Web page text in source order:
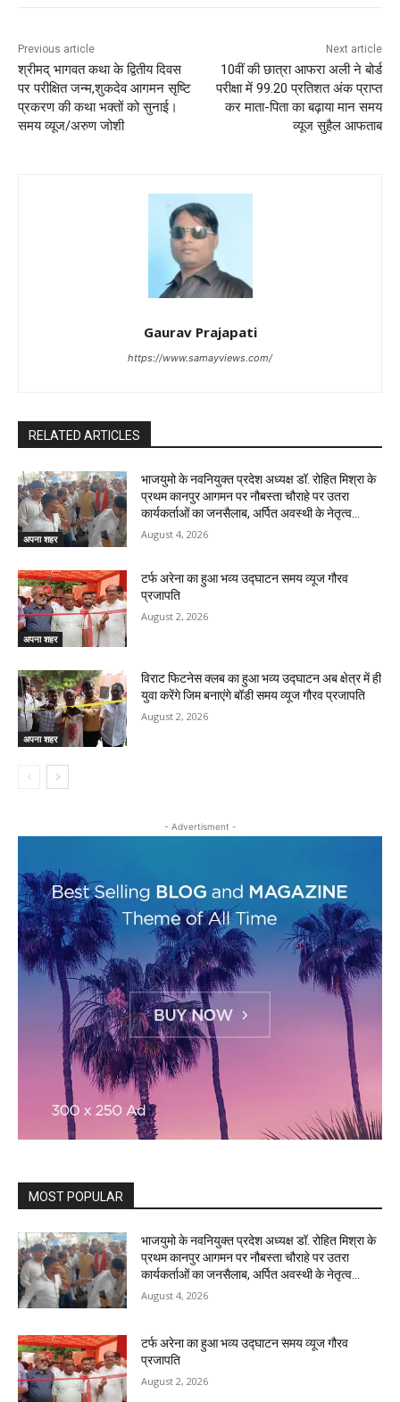
Previous article
श्रीमद् भागवत कथा के द्वितीय दिवस
पर परीक्षित जन्म,शुकदेव आगमन सृष्टि
प्रकरण की कथा भक्तों को सुनाई।
समय व्यूज/अरुण जोशी
Next article
10वीं की छात्रा आफरा अली ने बोर्ड
परीक्षा में 99.20 प्रतिशत अंक प्राप्त
कर माता-पिता का बढ़ाया मान समय
व्यूज सुहैल आफताब
Gaurav Prajapati
https://www.samayviews.com/
RELATED ARTICLES
अपना शहर
भाजयुमो के नवनियुक्त प्रदेश अध्यक्ष डॉ. रोहित मिश्रा के
प्रथम कानपुर आगमन पर नौबस्ता चौराहे पर उतरा
कार्यकर्ताओं का जनसैलाब, अर्पित अवस्थी के नेतृत्व...
August 4, 2026
अपना शहर
टर्फ अरेना का हुआ भव्य उद्घाटन समय व्यूज गौरव
प्रजापति
August 2, 2026
अपना शहर
विराट फिटनेस क्लब का हुआ भव्य उद्घाटन अब क्षेत्र में ही
युवा करेंगे जिम बनाएंगे बॉडी समय व्यूज गौरव प्रजापति
August 2, 2026
- Advertisment -
MOST POPULAR
भाजयुमो के नवनियुक्त प्रदेश अध्यक्ष डॉ. रोहित मिश्रा के
प्रथम कानपुर आगमन पर नौबस्ता चौराहे पर उतरा
कार्यकर्ताओं का जनसैलाब, अर्पित अवस्थी के नेतृत्व...
August 4, 2026
टर्फ अरेना का हुआ भव्य उद्घाटन समय व्यूज गौरव
प्रजापति
August 2, 2026